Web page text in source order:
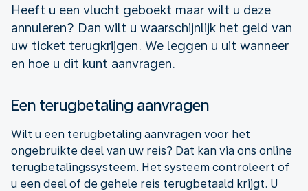
Heeft u een vlucht geboekt maar wilt u deze
annuleren? Dan wilt u waarschijnlijk het geld van
uw ticket terugkrijgen. We leggen u uit wanneer
en hoe u dit kunt aanvragen.
Een terugbetaling aanvragen
Wilt u een terugbetaling aanvragen voor het
ongebruikte deel van uw reis? Dat kan via ons online
terugbetalingssysteem. Het systeem controleert of
u een deel of de gehele reis terugbetaald krijgt. U